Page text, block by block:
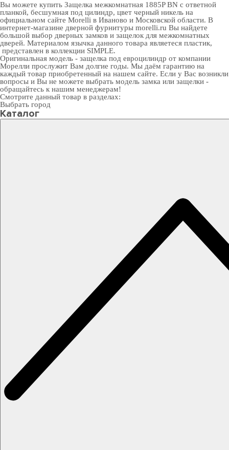
Вы можете купить Защелка межкомнатная 1885P BN с ответной
планкой, бесшумная под цилиндр, цвет черный никель на
официальном сайте Morelli в Иваново и Московской области. В
интернет-магазине дверной фурнитуры morelli.ru Вы найдете
большой выбор дверных замков и защелок для межкомнатных
дверей. Материалом язычка данного товара являетеся пластик,
представлен в коллекции SIMPLE.
Оригинальная модель - защелка под евроцилиндр от компании
Морелли прослужит Вам долгие годы. Мы даём гарантию на
каждый товар приобретенный на нашем сайте. Если у Вас возникли
вопросы и Вы не можете выбрать модель замка или защелки -
обращайтесь к нашим менеджерам!
Смотрите данный товар в разделах:
Выбрать город
Каталог